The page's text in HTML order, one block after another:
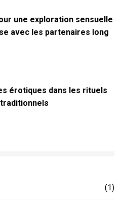
une exploration sensuelle
avec les partenaires long
érotiques dans les rituels
(1)